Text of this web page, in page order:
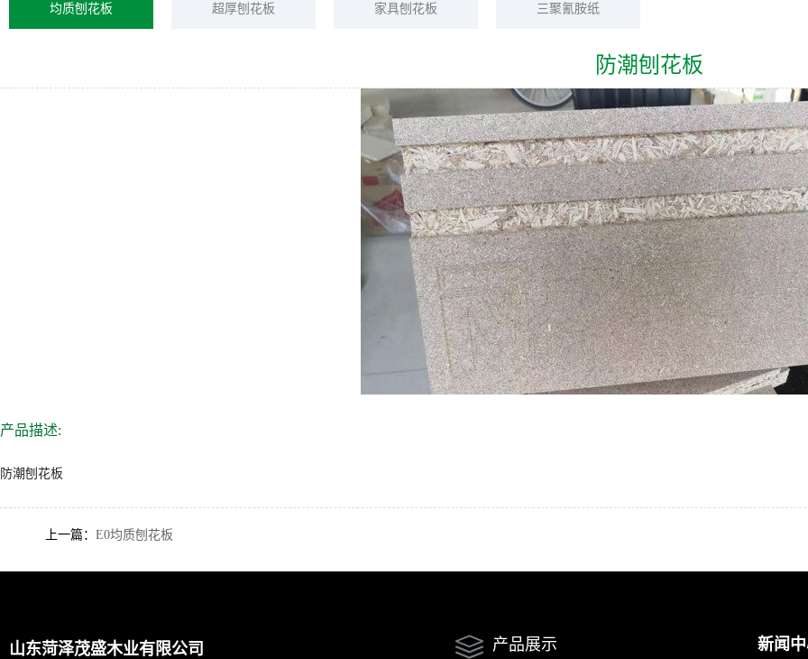
均质刨花板 超厚刨花板 家具刨花板 三聚氰胺纸
防潮刨花板
产品描述:
防潮刨花板
上一篇： E0均质刨花板
山东菏泽茂盛木业有限公司 产品展示 新闻